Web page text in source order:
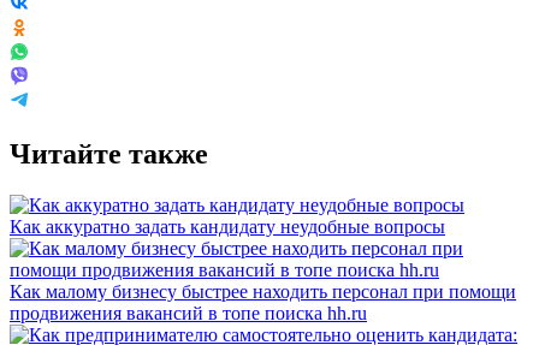
Читайте также
Как аккуратно задать кандидату неудобные вопросы
Как малому бизнесу быстрее находить персонал при помощи
продвижения вакансий в топе поиска hh.ru